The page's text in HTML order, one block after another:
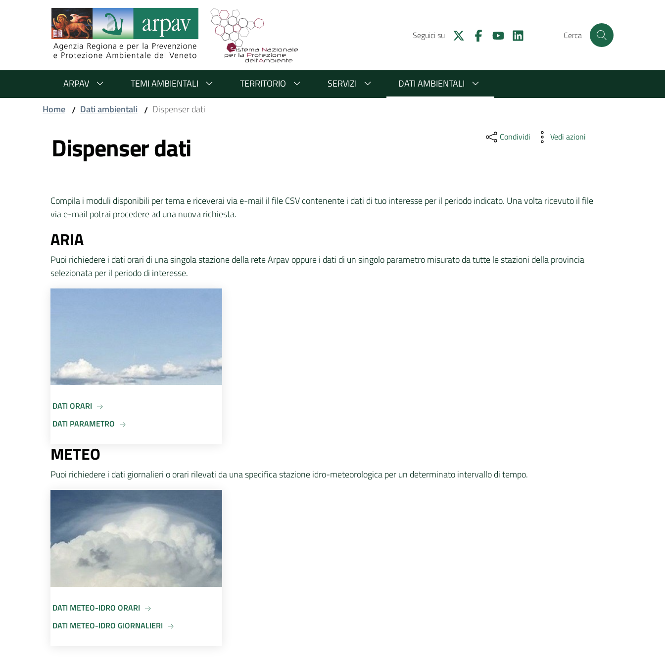
Salta al contenuto
Salta alla navigazione
Salta al footer
Seguici su Cerca
ARPAV TEMI AMBIENTALI TERRITORIO SERVIZI
DATI AMBIENTALI
Home / Dati ambientali / Dispenser dati
Dispenser dati Condividi Vedi azioni
Compila i moduli disponibili per tema e riceverai via e-mail il file CSV contenente i dati di tuo interesse per il periodo indicato. Una volta ricevuto il file
via e-mail potrai procedere ad una nuova richiesta.
ARIA
Puoi richiedere i dati orari di una singola stazione della rete Arpav oppure i dati di un singolo parametro misurato da tutte le stazioni della provincia
selezionata per il periodo di interesse.
DATI ORARI
DATI PARAMETRO
METEO
Puoi richiedere i dati giornalieri o orari rilevati da una specifica stazione idro-meteorologica per un determinato intervallo di tempo.
DATI METEO-IDRO ORARI
DATI METEO-IDRO GIORNALIERI